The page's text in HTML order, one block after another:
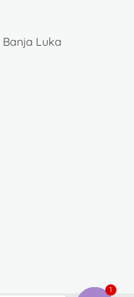
Banja Luka
1